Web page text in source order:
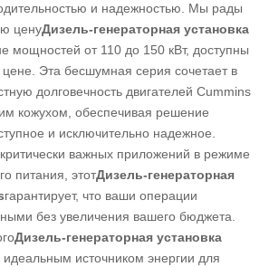
и надежностью. Мы рады
ценуДизель-генераторная установка
мощностей от 110 до 150 кВт, доступны
цене. Эта бесшумная серия сочетает в
долговечность двигателей Cummins
кожухом, обеспечивая решение
и исключительно надежное.
важных приложений в режиме
питания, этотДизель-генераторная
гарантирует, что ваши операции
без увеличения вашего бюджета.
Дизель-генераторная установка
идеальным источником энергии для